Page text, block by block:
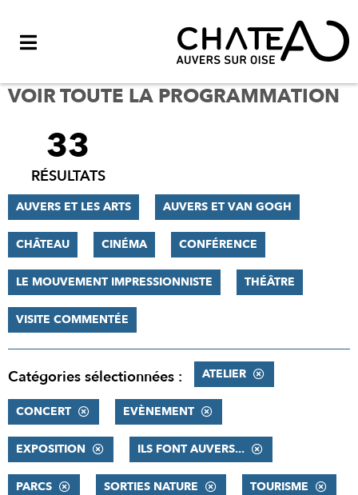
VOIR TOUTE LA PROGRAMMATION
FILTRER
RÉSULTATS
33
RÉSULTATS
AUVERS ET LES ARTS AUVERS ET VAN GOGH
CHÂTEAU CINÉMA CONFÉRENCE
LE MOUVEMENT IMPRESSIONNISTE THÉÂTRE
VISITE COMMENTÉE
Catégories sélectionnées : ATELIER
CONCERT EVÈNEMENT
EXPOSITION ILS FONT AUVERS...
PARCS SORTIES NATURE TOURISME